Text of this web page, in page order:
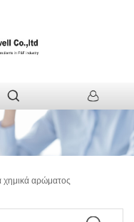
χημικά αρώματος